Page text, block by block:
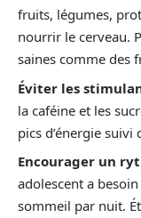
fruits, légumes,
nourrir le cerveau.
saines comme des
Éviter les
la caféine et les
pics d’énergie
Encourager un
adolescent a
sommeil par nuit.